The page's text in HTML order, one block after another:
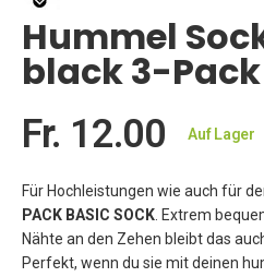
springen
Hummel
black 3-Pack
Fr. 12.00 Auf Lager
Für Hochleistungen wie auch für
PACK BASIC SOCK . Extrem
Nähte an den Zehen bleibt das
Perfekt, wenn du sie mit deinen